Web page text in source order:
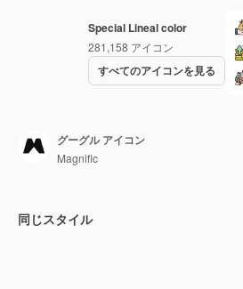
Special Lineal color
281,158 アイコン
すべてのアイコンを見る
グーグル アイコン
Magnific
同じスタイル